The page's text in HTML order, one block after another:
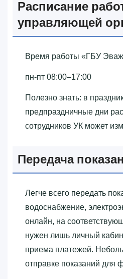
Расписание
управляющей
Время работы «‎ГБУ
пн-пт 08:00–17:00
Полезно знать: в
предпраздничные дни
сотрудников УК может
Передача
Легче всего передать
водоснабжение,
онлайн, на
нужен лишь личный
приема платежей.
отправке показаний для